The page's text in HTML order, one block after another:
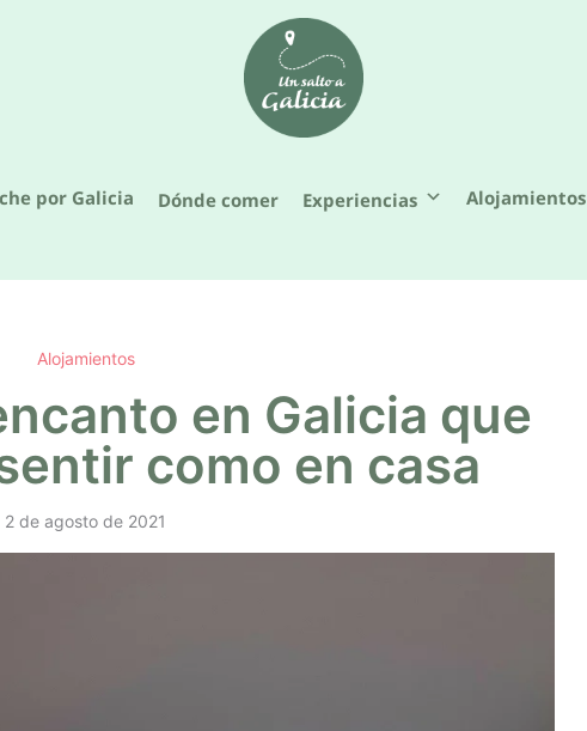
por Galicia Dónde comer Experiencias Alojamientos
Alojamientos
en Galicia que
como en casa
2 de agosto de 2021